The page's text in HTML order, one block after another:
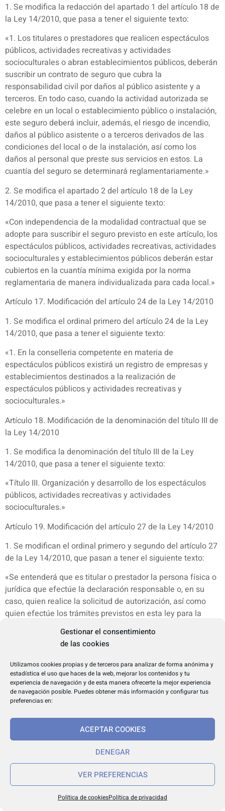
Gestionar el consentimiento
de las cookies
Utilizamos cookies propias y de terceros para analizar de forma anónima y
estadística el uso que haces de la web, mejorar los contenidos y tu
experiencia de navegación y de esta manera ofrecerte la mejor experiencia
de navegación posible. Puedes obtener más información y configurar tus
preferencias en:
ACEPTAR COOKIES
DENEGAR
VER PREFERENCIAS
Política de cookiesPolítica de privacidad
1. Se modifica la redacción del apartado 1 del artículo 18 de
la Ley 14/2010, que pasa a tener el siguiente texto:
«1. Los titulares o prestadores que realicen espectáculos
públicos, actividades recreativas y actividades
socioculturales o abran establecimientos públicos, deberán
suscribir un contrato de seguro que cubra la
responsabilidad civil por daños al público asistente y a
terceros. En todo caso, cuando la actividad autorizada se
celebre en un local o establecimiento público o instalación,
este seguro deberá incluir, además, el riesgo de incendio,
daños al público asistente o a terceros derivados de las
condiciones del local o de la instalación, así como los
daños al personal que preste sus servicios en estos. La
cuantía del seguro se determinará reglamentariamente.»
2. Se modifica el apartado 2 del artículo 18 de la Ley
14/2010, que pasa a tener el siguiente texto:
«Con independencia de la modalidad contractual que se
adopte para suscribir el seguro previsto en este artículo, los
espectáculos públicos, actividades recreativas, actividades
socioculturales y establecimientos públicos deberán estar
cubiertos en la cuantía mínima exigida por la norma
reglamentaria de manera individualizada para cada local.»
Artículo 17. Modificación del artículo 24 de la Ley 14/2010
1. Se modifica el ordinal primero del artículo 24 de la Ley
14/2010, que pasa a tener el siguiente texto:
«1. En la conselleria competente en materia de
espectáculos públicos existirá un registro de empresas y
establecimientos destinados a la realización de
espectáculos públicos y actividades recreativas y
socioculturales.»
Artículo 18. Modificación de la denominación del título III de
la Ley 14/2010
1. Se modifica la denominación del título III de la Ley
14/2010, que pasa a tener el siguiente texto:
«Título III. Organización y desarrollo de los espectáculos
públicos, actividades recreativas y actividades
socioculturales.»
Artículo 19. Modificación del artículo 27 de la Ley 14/2010
1. Se modifican el ordinal primero y segundo del artículo 27
de la Ley 14/2010, que pasan a tener el siguiente texto:
«Se entenderá que es titular o prestador la persona física o
jurídica que efectúe la declaración responsable o, en su
caso, quien realice la solicitud de autorización, así como
quien efectúe los trámites previstos en esta ley para la
celebración de un espectáculo público o actividad
recreativa o actividad sociocultural.
entenderá que es titular o prestador quien convoque o dé a
conocer la celebración de un espectáculo público o
actividad recreativa o actividad sociocultural o, en su caso,
quien obtenga o reciba ingresos por venta de entradas para
los mismos.»
Artículo 20. Modificación del artículo 29 de la Ley 14/2010
1. Se modifica el apartado 6, letra e, 1.º, del artículo 29 de la
Ley 14/2010, que pasa a tener el siguiente texto:
«e) En su caso: